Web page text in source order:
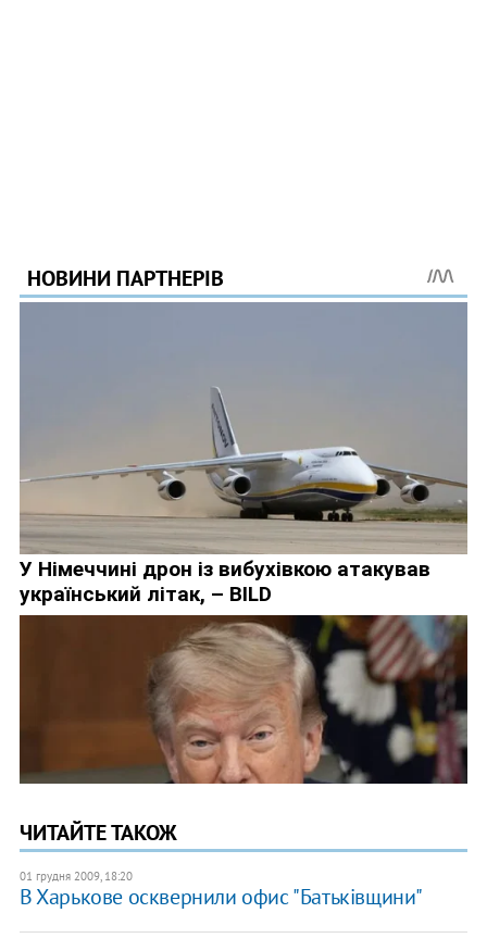
ЧИТАЙТЕ ТАКОЖ
01 грудня 2009, 18:20
В Харькове осквернили офис "Батьківщини"